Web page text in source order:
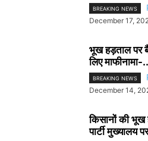
BREAKING NEWS
December 17,
भूख हड़ताल पर
लिए माफीनामा-
BREAKING NEWS
December 14,
किसानों की
पार्टी मुख्यालय